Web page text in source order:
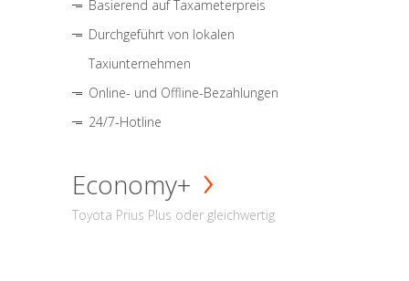
Basierend auf Taxameterpreis
Durchgeführt von lokalen
Taxiunternehmen
Online- und Offline-Bezahlungen
24/7-Hotline
Economy+
Toyota Prius Plus oder gleichwertig